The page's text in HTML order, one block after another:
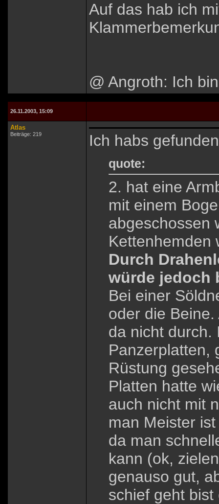
Auf das hab ich
@ Angroth: Ich
26.11.2003, 15:09
Atlas
Beiträge: 219 Ich habs
quote:
2. hat eine
mit einem
abgeschossen
Kettenhemden
Durch
würde jedoch
Bei einer
oder die
da nicht durch.
Panzerplatten,
Rüstung
Platten hatte
auch nicht mit
man Meister
da man
kann (ok,
genauso gut,
schief geht